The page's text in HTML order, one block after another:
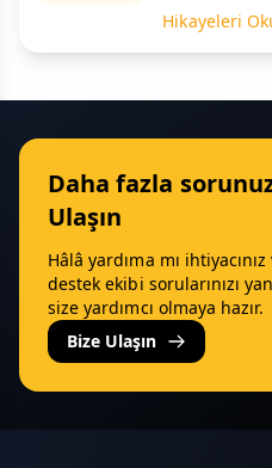
Hikayeleri
Daha fazla
Ulaşın
Hâlâ yardıma mı
destek ekibi sorularınızı
size yardımcı olmaya hazır.
Bize Ulaşın